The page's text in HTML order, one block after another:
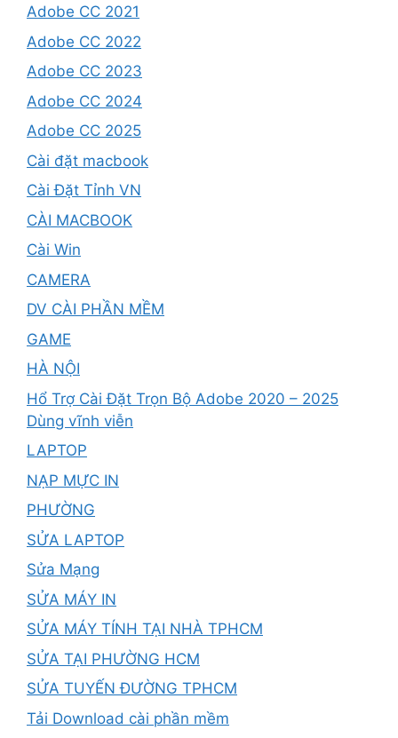
Adobe CC 2021
Adobe CC 2022
Adobe CC 2023
Adobe CC 2024
Adobe CC 2025
Cài đặt macbook
Cài Đặt Tỉnh VN
CÀI MACBOOK
Cài Win
CAMERA
DV CÀI PHẦN MỀM
GAME
HÀ NỘI
Hổ Trợ Cài Đặt Trọn Bộ Adobe 2020 – 2025
Dùng vĩnh viễn
LAPTOP
NẠP MỰC IN
PHƯỜNG
SỬA LAPTOP
Sửa Mạng
SỬA MÁY IN
SỬA MÁY TÍNH TẠI NHÀ TPHCM
SỬA TẠI PHƯỜNG HCM
SỬA TUYẾN ĐƯỜNG TPHCM
Tải Download cài phần mềm